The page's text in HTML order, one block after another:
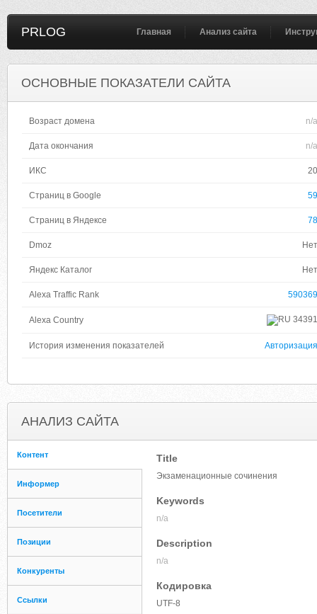
PRLOG Главная Анализ сайта
ОСНОВНЫЕ ПОКАЗАТЕЛИ САЙТА
Возраст домена n/a
Дата окончания n/a
ИКС 20
Страниц в Google 59
Страниц в Яндексе 78
Dmoz Нет
Яндекс Каталог Нет
Alexa Traffic Rank 590369
Alexa Country 34391
История изменения показателей Авторизация
АНАЛИЗ САЙТА
Контент
Информер
Посетители
Позиции
Конкуренты
Ссылки
Title
Экзаменационные сочинения
Keywords
n/a
Description
n/a
Кодировка
UTF-8